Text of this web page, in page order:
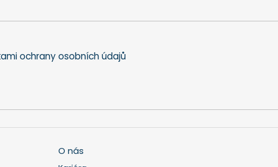
ochrany osobních údajů
O nás